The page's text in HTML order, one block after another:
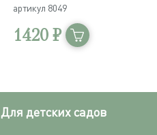
артикул 8049
1420 ₽
Для детских садов